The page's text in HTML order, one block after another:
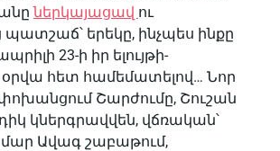
ներկայացավ ու
պատշաճ՝ երեկը, ինչպես ինքը
23-ի իր ելույթի-
հետ համեմատելով… Նոր
փոխանցում Շարժումը, Շուշան
կներգրավվեն, վճռական՝
Ավագ շաբաթում,